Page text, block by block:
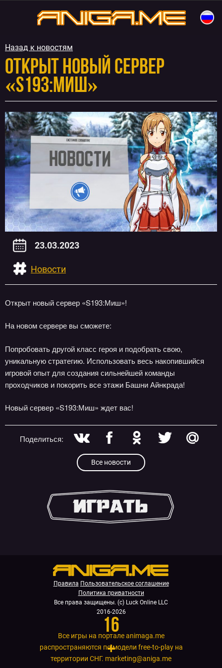
aniga.me
Назад к новостям
23.03.2023
Новости
Открыт новый сервер
«S193:Миш»
Открыт новый сервер «S193:Миш»!
На новом сервере вы сможете:
Попробовать другой класс героя и подобрать свою,
уникальную стратегию. Использовать весь накопившийся
игровой опыт для создания сильнейшей команды
проходчиков и покорить все этажи Башни Айнкрада!
Новый сервер «S193:Миш» ждет вас!
Навигация
по
записям
Поделиться:
Все новости
Правила Пользовательское соглашение
Политика приватности
Все права защищены. (с) Luck Online LLC
2016-2026
16
+
Все игры на портале animaga.me
распространяются по модели free-to-play на
территории СНГ. marketing@aniga.me